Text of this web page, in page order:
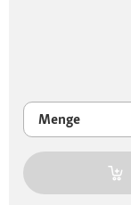
Menge